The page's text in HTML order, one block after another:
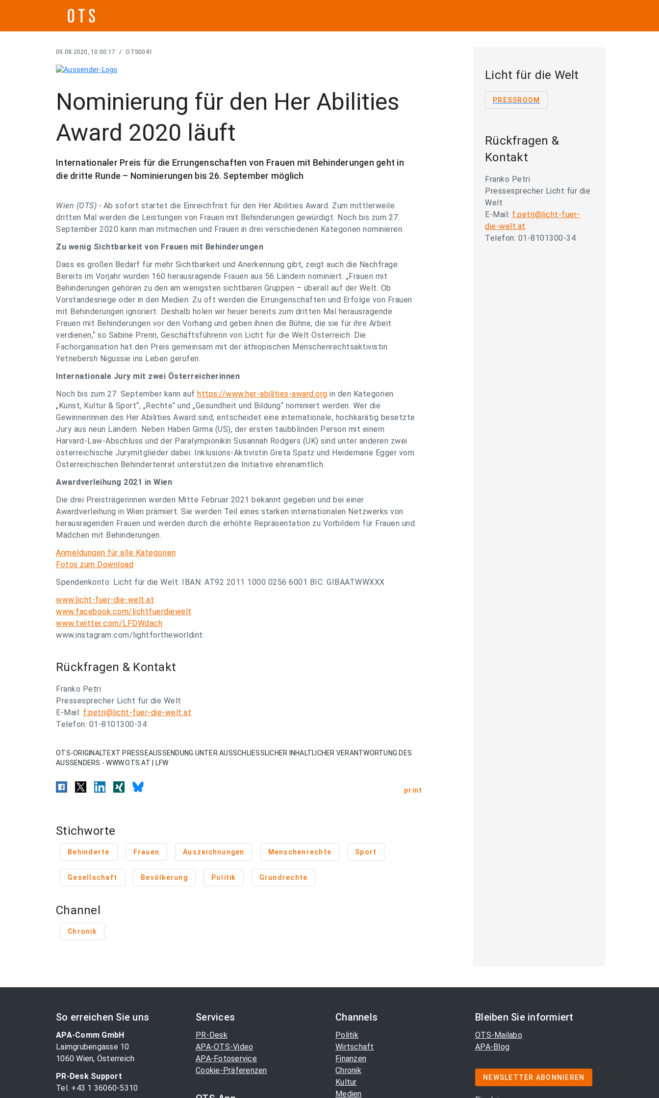
05.08.2020, 10:00:17 / OTS0041
Nominierung für den Her Abilities
Award 2020 läuft
Internationaler Preis für die Errungenschaften von Frauen mit Behinderungen geht in
die dritte Runde – Nominierungen bis 26. September möglich
Wien (OTS) - Ab sofort startet die Einreichfrist für den Her Abilities Award. Zum mittlerweile
dritten Mal werden die Leistungen von Frauen mit Behinderungen gewürdigt. Noch bis zum 27.
September 2020 kann man mitmachen und Frauen in drei verschiedenen Kategorien nominieren.
Zu wenig Sichtbarkeit von Frauen mit Behinderungen
Dass es großen Bedarf für mehr Sichtbarkeit und Anerkennung gibt, zeigt auch die Nachfrage:
Bereits im Vorjahr wurden 160 herausragende Frauen aus 56 Ländern nominiert. „Frauen mit
Behinderungen gehören zu den am wenigsten sichtbaren Gruppen – überall auf der Welt. Ob
Vorstandesriege oder in den Medien: Zu oft werden die Errungenschaften und Erfolge von Frauen
mit Behinderungen ignoriert. Deshalb holen wir heuer bereits zum dritten Mal herausragende
Frauen mit Behinderungen vor den Vorhang und geben ihnen die Bühne, die sie für ihre Arbeit
verdienen,“ so Sabine Prenn, Geschäftsführerin von Licht für die Welt Österreich. Die
Fachorganisation hat den Preis gemeinsam mit der äthiopischen Menschenrechtsaktivistin
Yetnebersh Nigussie ins Leben gerufen.
Internationale Jury mit zwei Österreicherinnen
Noch bis zum 27. September kann auf https://www.her-abilities-award.org in den Kategorien
„Kunst, Kultur & Sport“, „Rechte“ und „Gesundheit und Bildung“ nominiert werden. Wer die
Gewinnerinnen des Her Abilities Award sind, entscheidet eine internationale, hochkarätig besetzte
Jury aus neun Ländern. Neben Haben Girma (US), der ersten taubblinden Person mit einem
Harvard-Law-Abschluss und der Paralympionikin Susannah Rodgers (UK) sind unter anderen zwei
österreichische Jurymitglieder dabei: Inklusions-Aktivistin Greta Spatz und Heidemarie Egger vom
Österreichischen Behindertenrat unterstützen die Initiative ehrenamtlich.
Awardverleihung 2021 in Wien
Die drei Preisträgerinnen werden Mitte Februar 2021 bekannt gegeben und bei einer
Awardverleihung in Wien prämiert. Sie werden Teil eines starken internationalen Netzwerks von
herausragenden Frauen und werden durch die erhöhte Repräsentation zu Vorbildern für Frauen und
Mädchen mit Behinderungen.
Anmeldungen für alle Kategorien
Fotos zum Download
Spendenkonto: Licht für die Welt. IBAN: AT92 2011 1000 0256 6001 BIC: GIBAATWWXXX
www.licht-fuer-die-welt.at
www.facebook.com/lichtfuerdiewelt
www.twitter.com/LFDWdach
www.instagram.com/lightfortheworldint
Rückfragen & Kontakt
Franko Petri
Pressesprecher Licht für die Welt
E-Mail: f.petri@licht-fuer-die-welt.at
Telefon: 01-8101300-34
OTS-ORIGINALTEXT PRESSEAUSSENDUNG UNTER AUSSCHLIESSLICHER INHALTLICHER VERANTWORTUNG DES
AUSSENDERS - WWW.OTS.AT | LFW
print
Stichworte
Behinderte Frauen Auszeichnungen Menschenrechte Sport
Gesellschaft Bevölkerung Politik Grundrechte
Channel
Chronik
Licht für die Welt
PRESSROOM
Rückfragen &
Kontakt
Franko Petri
Pressesprecher Licht für die
Welt
E-Mail: f.petri@licht-fuer-
die-welt.at
Telefon: 01-8101300-34
So erreichen Sie uns
APA-Comm GmbH
Laimgrubengasse 10
1060 Wien, Österreich
PR-Desk Support
Tel. +43 1 36060-5310
Services
PR-Desk
APA-OTS-Video
APA-Fotoservice
Cookie-Präferenzen
Channels
Politik
Wirtschaft
Finanzen
Chronik
Kultur
Medien
Bleiben Sie informiert
OTS-Mailabo
APA-Blog
NEWSLETTER ABONNIEREN